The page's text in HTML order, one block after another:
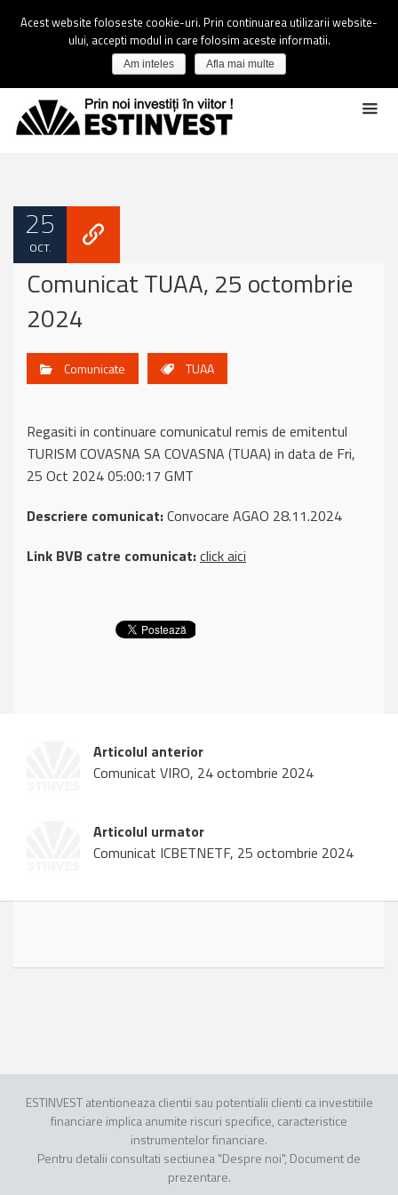
25
OCT.
Comunicat TUAA, 25 octombrie
2024
Comunicate TUAA
Regasiti in continuare comunicatul remis de emitentul
TURISM COVASNA SA COVASNA (TUAA) in data de Fri,
25 Oct 2024 05:00:17 GMT
Descriere comunicat:Convocare AGAO 28.11.2024
Link BVB catre comunicat:click aici
Articolul anterior
Comunicat VIRO, 24 octombrie 2024
Articolul urmator
Comunicat ICBETNETF, 25 octombrie 2024
ESTINVEST atentioneaza clientii sau potentialii clienti ca investitiile
financiare implica anumite riscuri specifice, caracteristice
instrumentelor financiare.
Pentru detalii consultati sectiunea "Despre noi", Document de
prezentare.
Acest website foloseste cookie-uri. Prin continuarea utilizarii website-
ului, accepti modul in care folosim aceste informatii.
Am inteles Afla mai multe